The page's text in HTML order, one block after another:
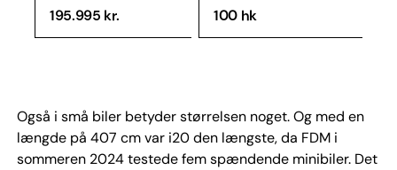
195.995 kr. 100 hk
Også i små biler betyder størrelsen noget. Og med en
længde på 407 cm var i20 den længste, da FDM i
sommeren 2024 testede fem spændende minibiler. Det